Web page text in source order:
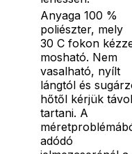
Anyaga 100 %
poliészter, mely
30 C fokon
mosható. Nem
vasalható, nyílt
lángtól és
hőtől kérjük távol
tartani. A
adódó